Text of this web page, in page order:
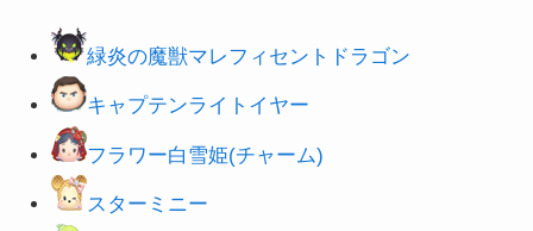
緑炎の魔獣マレフィセントドラゴン
キャプテンライトイヤー
フラワー白雪姫(チャーム)
スターミニー